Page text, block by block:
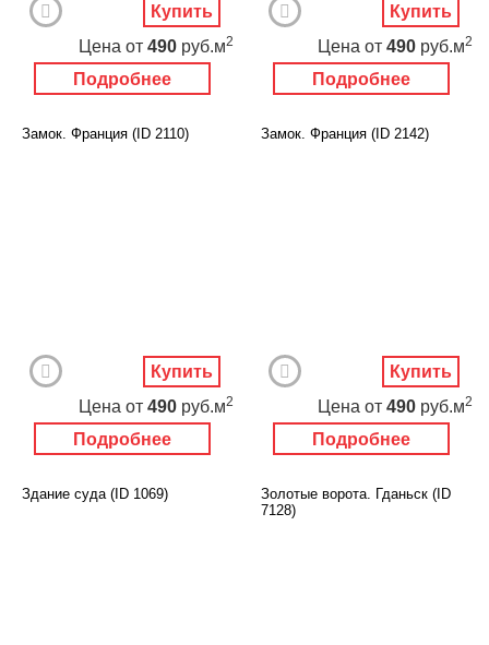
Подробнее
Цена от 490 руб.м2
Купить
Подробнее
Цена от 490 руб.м2
Купить
Замок. Франция (ID 2110)
Подробнее
Цена от 490 руб.м2
Купить
Замок. Франция (ID 2142)
Подробнее
Цена от 490 руб.м2
Купить
Здание суда (ID 1069)
Золотые ворота. Гданьск (ID
7128)